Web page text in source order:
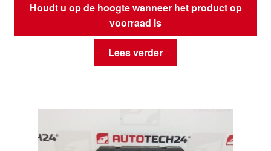
Houdt u op de hoogte wanneer het product op
voorraad is
Lees verder